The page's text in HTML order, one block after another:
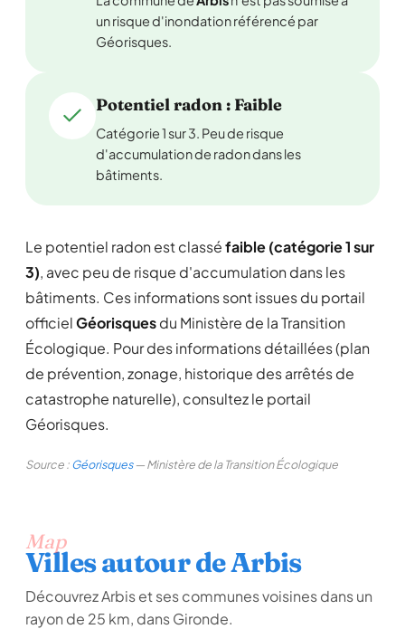
un risque d'inondation référencé par
Géorisques.
Potentiel radon : Faible
Catégorie 1 sur 3. Peu de risque
d'accumulation de radon dans les
bâtiments.
Le potentiel radon est classéfaible (catégorie 1 sur
3), avec peu de risque d'accumulation dans les
bâtiments. Ces informations sont issues du portail
officielGéorisquesdu Ministère de la Transition
Écologique. Pour des informations détaillées (plan
de prévention, zonage, historique des arrêtés de
catastrophe naturelle), consultez le portail
Géorisques.
Source :Géorisques— Ministère de la Transition Écologique
Map
Villes autour de Arbis
Découvrez Arbis et ses communes voisines dans un
rayon de 25 km, dans Gironde.